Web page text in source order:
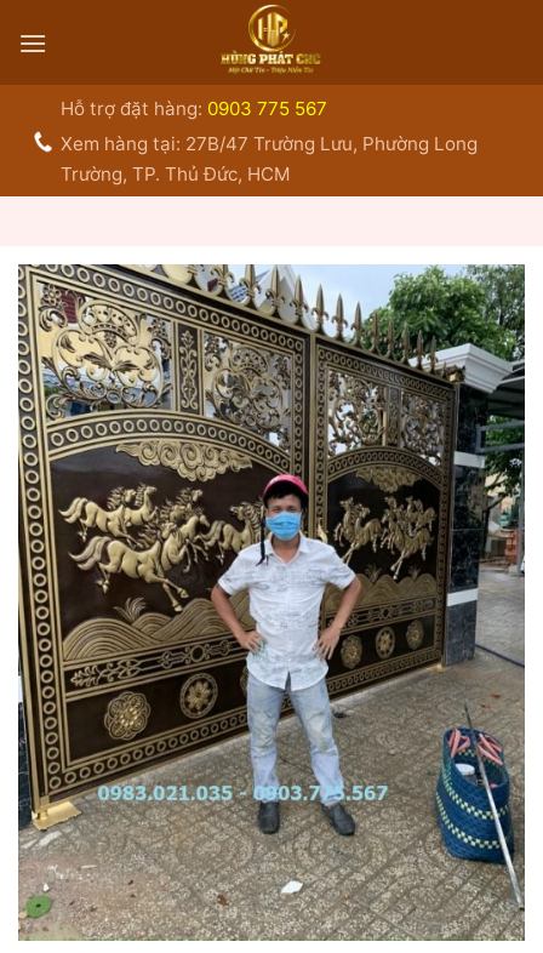
qua
Hỗ trợ đặt hàng: 0903 775 567
Xem hàng tại: 27B/47 Trường Lưu, Phường Long
Trường, TP. Thủ Đức, HCM